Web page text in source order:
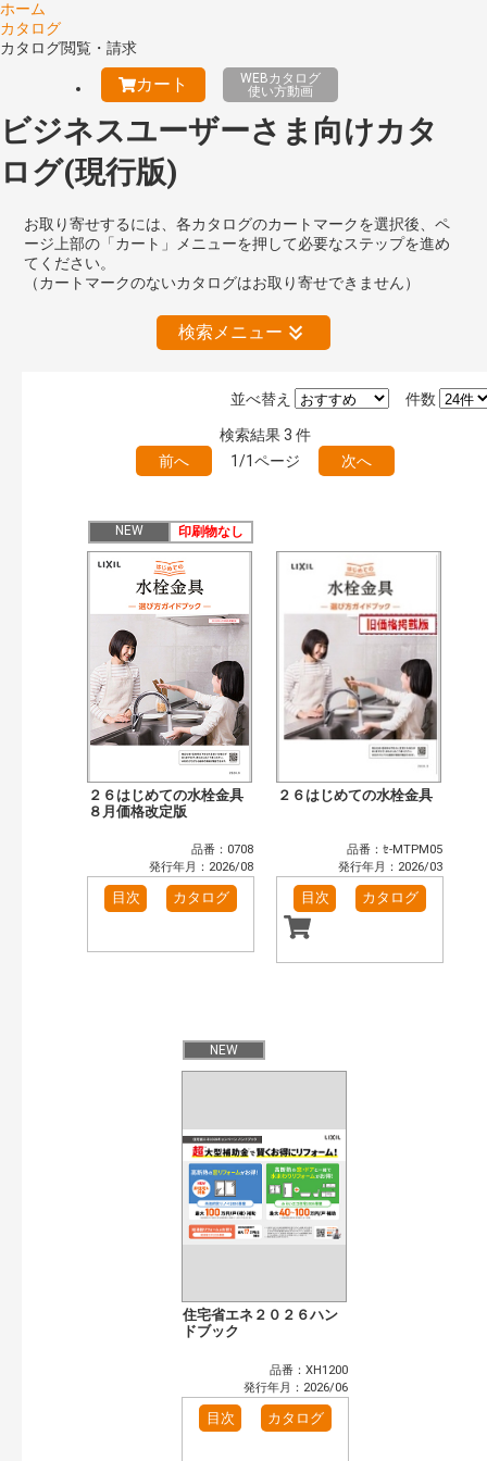
ホーム
カタログ
カタログ閲覧・請求
カート
WEBカタログ
使い方動画
ビジネスユーザーさま向けカタ
ログ(現行版)
お取り寄せするには、各カタログのカートマークを選択後、ペ
ージ上部の「カート」メニューを押して必要なステップを進め
てください。
（カートマークのないカタログはお取り寄せできません）
検索メニュー
絞り込みの解除
旧版（WEBカタログ）
キーワード検索（あいまい）
目次も検索 検 索
おすすめハッシュタグ
まずはここから（3）
リフォームおすすめ（3）
補助金・優遇制度を知る（1）
カタログ一覧＆使い方（1）
カテゴリー
インテリア建材（7）
エクステリア（3）
タイル建材（4）
小型電気温水器（1）
水栓金具（3）
太陽光発電・屋根・外壁（1）
その他（2）
発行年で検索
件数
並べ替え
検索結果3 件
前へ
1/1ページ 次へ
NEW 印刷物なし
２６はじめての水栓金具
８月価格改定版
品番：0708
発行年月：2026/08
目次 カタログ
２６はじめての水栓金具
品番：ｾ-MTPM05
発行年月：2026/03
目次 カタログ
NEW
住宅省エネ２０２６ハン
ドブック
品番：XH1200
発行年月：2026/06
目次 カタログ